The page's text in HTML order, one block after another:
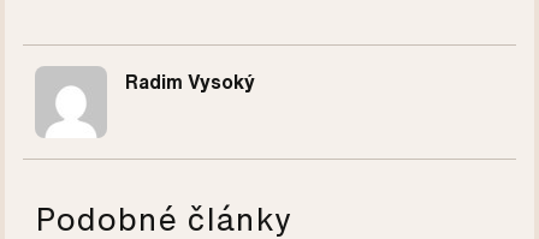
Radim Vysoký
Podobné články